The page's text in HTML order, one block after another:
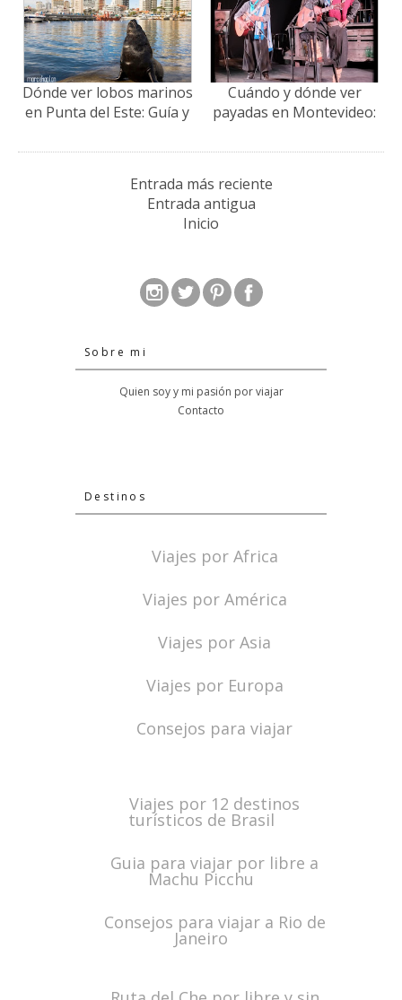
Dónde ver lobos marinos
en Punta del Este: Guía y
Cuándo y dónde ver
payadas en Montevideo:
Entrada más reciente
Entrada antigua
Inicio
Sobre mi
Quien soy y mi pasión por viajar
Contacto
Destinos
Viajes por Africa
Viajes por América
Viajes por Asia
Viajes por Europa
Consejos para viajar
Viajes por 12 destinos
turísticos de Brasil
Guia para viajar por libre a
Machu Picchu
Consejos para viajar a Rio de
Janeiro